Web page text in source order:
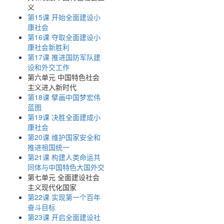
义
第15课 开始全面建设小
康社会
第16课 夺取全面建设小
康社会新胜利
第17课 推进国防军队建
设和外交工作
第六单元 中国特色社会
主义进入新时代
第18课 擘画中国梦宏伟
蓝图
第19课 决胜全面建成小
康社会
第20课 维护国家安全和
推进祖国统一
第21课 构建人类命运共
同体与中国特色大国外交
第七单元 全面建设社会
主义现代化国家
第22课 实现第一个百年
奋斗目标
第23课 开启全面建设社